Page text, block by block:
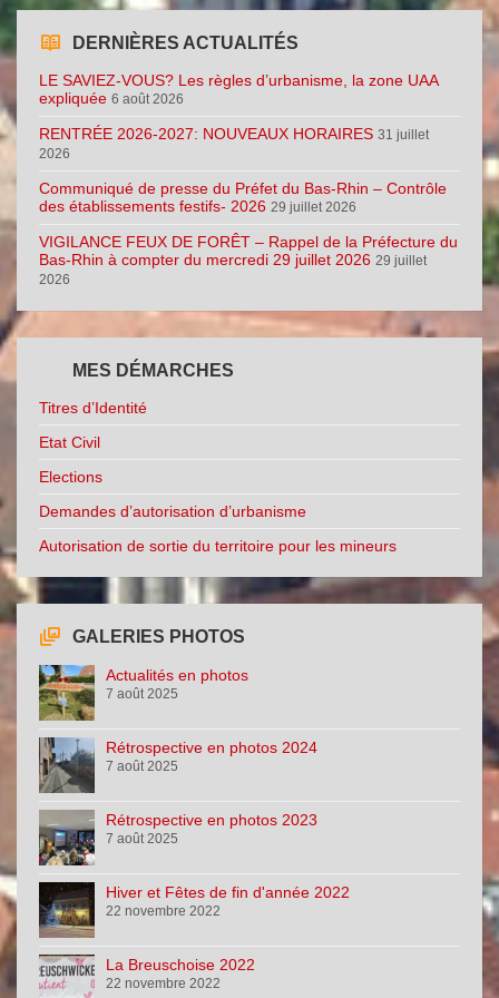
DERNIÈRES ACTUALITÉS
LE SAVIEZ-VOUS? Les règles d’urbanisme, la zone UAA
expliquée 6 août 2026
RENTRÉE 2026-2027: NOUVEAUX HORAIRES 31 juillet
2026
Communiqué de presse du Préfet du Bas-Rhin – Contrôle
des établissements festifs- 2026 29 juillet 2026
VIGILANCE FEUX DE FORÊT – Rappel de la Préfecture du
Bas-Rhin à compter du mercredi 29 juillet 2026 29 juillet
2026
MES DÉMARCHES
Titres d’Identité
Etat Civil
Elections
Demandes d’autorisation d’urbanisme
Autorisation de sortie du territoire pour les mineurs
GALERIES PHOTOS
Actualités en photos
7 août 2025
Rétrospective en photos 2024
7 août 2025
Rétrospective en photos 2023
7 août 2025
Hiver et Fêtes de fin d'année 2022
22 novembre 2022
La Breuschoise 2022
22 novembre 2022